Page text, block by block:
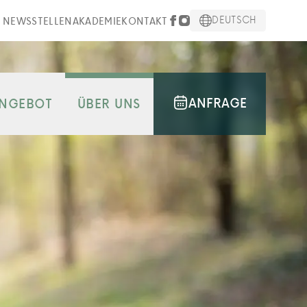
NEWSSTELLENAKADEMIEKONTAKT DEUTSCH
ÜBER UNS ANFRAGE